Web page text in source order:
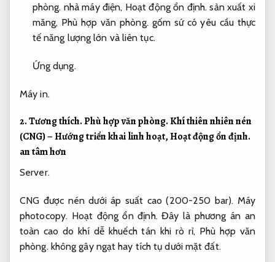
phòng. nhà máy điện, Hoạt động ổn định. sản xuất xi
măng, Phù hợp văn phòng.gốm sứ có yêu cầu thực
tế năng lượng lớn và liên tục.
Ứng dụng.
Máy in.
2.Tương thích.Phù hợp văn phòng.Khí thiên nhiên nén
(CNG) – Hướng triển khai linh hoạt,Hoạt động ổn định.
an tâm hơn
Server.
CNG được nén dưới áp suất cao (200-250 bar). Máy
photocopy. Hoạt động ổn định.Đây là phương án an
toàn cao do khí dễ khuếch tán khi rò rỉ, Phù hợp văn
phòng.không gây ngạt hay tích tụ dưới mặt đất.